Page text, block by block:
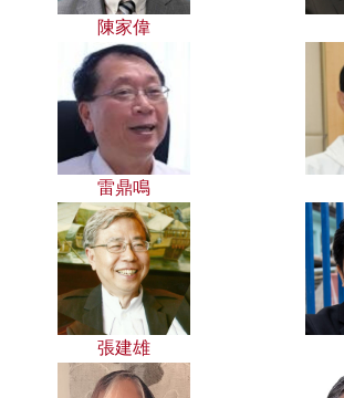
陳家偉
雷鼎鳴
張建雄